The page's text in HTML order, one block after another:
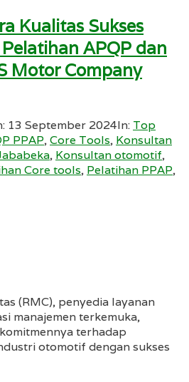
Kualitas Sukses
APQP dan
Motor Company
13 September 2024In: Top
PPAP,Core Tools, Konsultan
, Konsultan otomotif,
Core tools, Pelatihan PPAP,
(RMC), penyedia layanan
manajemen terkemuka,
terhadap
otomotif dengan sukses